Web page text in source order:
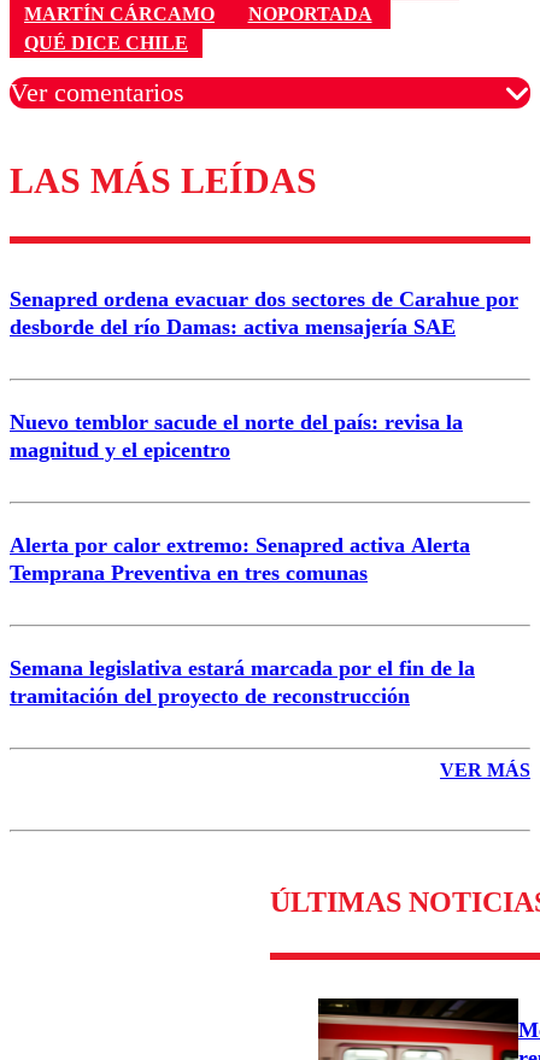
MARTÍN CÁRCAMO
NOPORTADA
QUÉ DICE CHILE
Ver comentarios
Los comentarios son moderados para garantizar un
diálogo respetuoso.
Correo
LAS MÁS LEÍDAS
Senapred ordena evacuar dos sectores de Carahue por
desborde del río Damas: activa mensajería SAE
Nuevo temblor sacude el norte del país: revisa la
magnitud y el epicentro
Alerta por calor extremo: Senapred activa Alerta
Temprana Preventiva en tres comunas
Semana legislativa estará marcada por el fin de la
tramitación del proyecto de reconstrucción
VER MÁS
ÚLTIMAS